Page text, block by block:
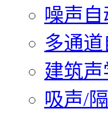
噪声
多通
建筑
吸声/